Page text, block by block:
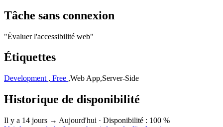
Tâche sans connexion
"Évaluer l'accessibilité web"
Étiquettes
Development , Free ,Web App,Server-Side
Historique de disponibilité
Il y a 14 jours → Aujourd'hui · Disponibilité : 100 %